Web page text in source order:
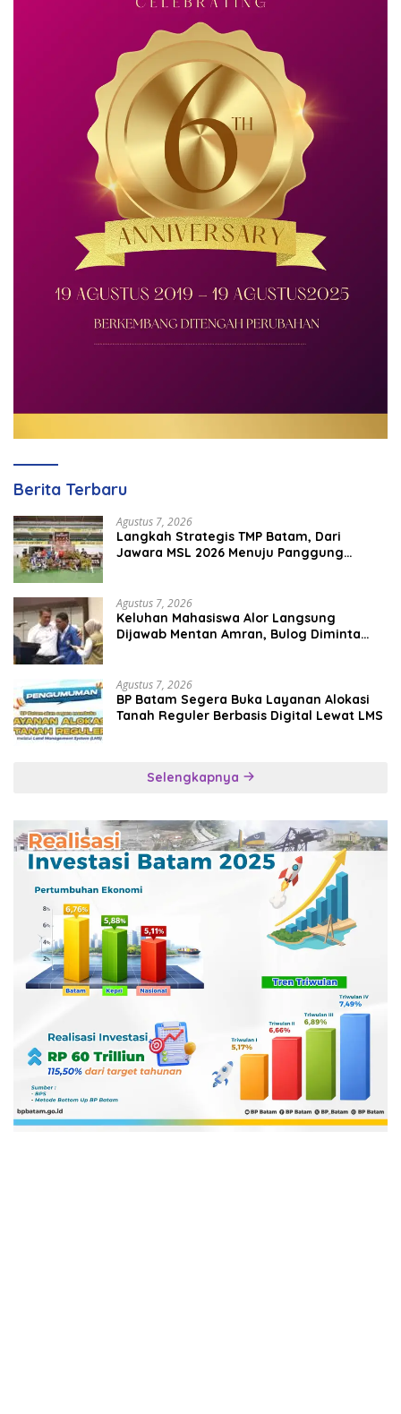
Berita Terbaru
Agustus 7, 2026
Langkah Strategis TMP Batam, Dari
Jawara MSL 2026 Menuju Panggung
Agustus 7, 2026
Keluhan Mahasiswa Alor Langsung
Dijawab Mentan Amran, Bulog Diminta
Agustus 7, 2026
BP Batam Segera Buka Layanan Alokasi
Tanah Reguler Berbasis Digital Lewat LMS
Selengkapnya